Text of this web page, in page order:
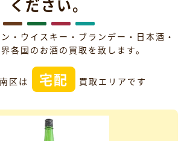
ください。
・ウイスキー・ブランデー・日本酒・
各国のお酒の買取を致します。
区は 宅配 買取エリアです